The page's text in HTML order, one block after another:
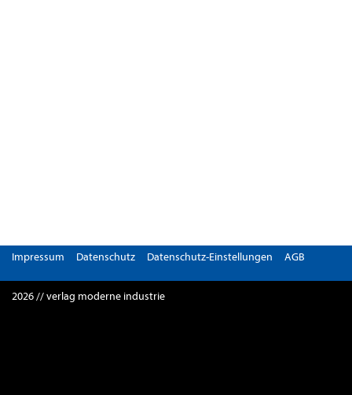
Impressum Datenschutz Datenschutz-Einstellungen AGB
2026 // verlag moderne industrie